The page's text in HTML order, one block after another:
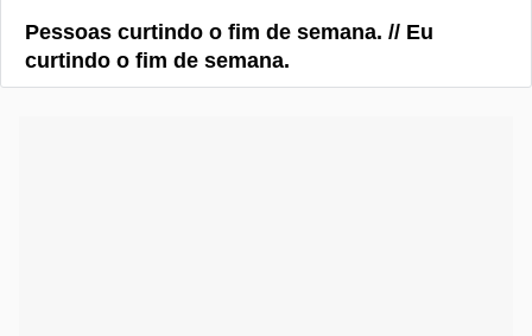
Pessoas curtindo o fim de semana. // Eu
curtindo o fim de semana.